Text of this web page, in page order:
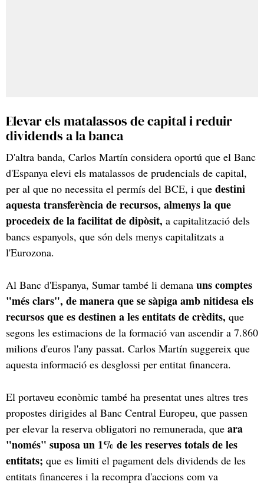
Elevar els matalassos de capital i reduir
dividends a la banca
D'altra banda, Carlos Martín considera oportú que el Banc
d'Espanya elevi els matalassos de prudencials de capital,
per al que no necessita el permís del BCE, i que destini
aquesta transferència de recursos, almenys la que
procedeix de la facilitat de dipòsit, a capitalització dels
bancs espanyols, que són dels menys capitalitzats a
l'Eurozona.
Al Banc d'Espanya, Sumar també li demana uns comptes
"més clars", de manera que se sàpiga amb nitidesa els
recursos que es destinen a les entitats de crèdits, que
segons les estimacions de la formació van ascendir a 7.860
milions d'euros l'any passat. Carlos Martín suggereix que
aquesta informació es desglossi per entitat financera.
El portaveu econòmic també ha presentat unes altres tres
propostes dirigides al Banc Central Europeu, que passen
per elevar la reserva obligatori no remunerada, que ara
"només" suposa un 1% de les reserves totals de les
entitats; que es limiti el pagament dels dividends de les
entitats financeres i la recompra d'accions com va